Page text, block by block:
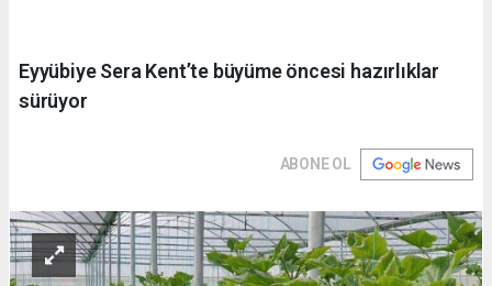
Eyyübiye Sera Kent’te büyüme öncesi hazırlıklar
sürüyor
ABONE OL